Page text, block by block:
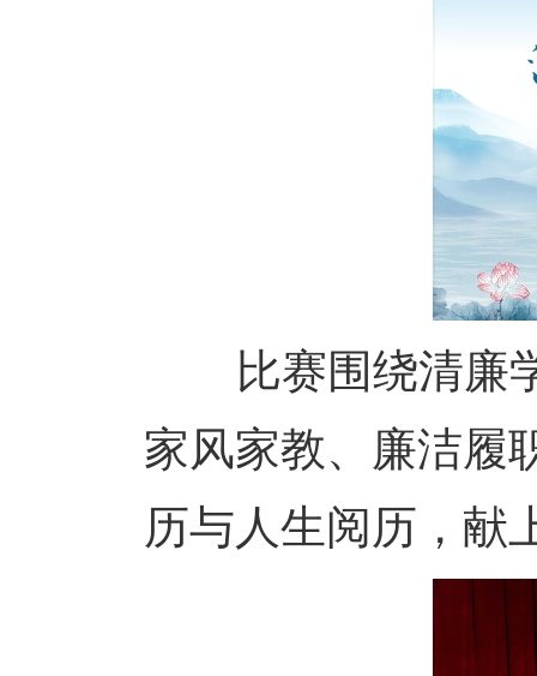
比赛围绕清廉学
家风家教、廉洁履
历与人生阅历，献